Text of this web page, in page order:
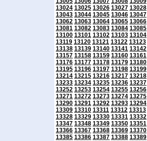
13024 13025 13026 13027 13028
13043 13044 13045 13046 13047
13062 13063 13064 13065 13066
13081 13082 13083 13084 13085
13100 13101 13102 13103 13104
13119 13120 13121 13122 13123
13138 13139 13140 13141 13142
13157 13158 13159 13160 13161
13176 13177 13178 13179 13180
13195 13196 13197 13198 13199
13214 13215 13216 13217 13218
13233 13234 13235 13236 13237
13252 13253 13254 13255 13256
13271 13272 13273 13274 13275
13290 13291 13292 13293 13294
13309 13310 13311 13312 13313
13328 13329 13330 13331 13332
13347 13348 13349 13350 13351
13366 13367 13368 13369 13370
13385 13386 13387 13388 13389